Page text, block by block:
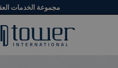
مجموعة الخدمات